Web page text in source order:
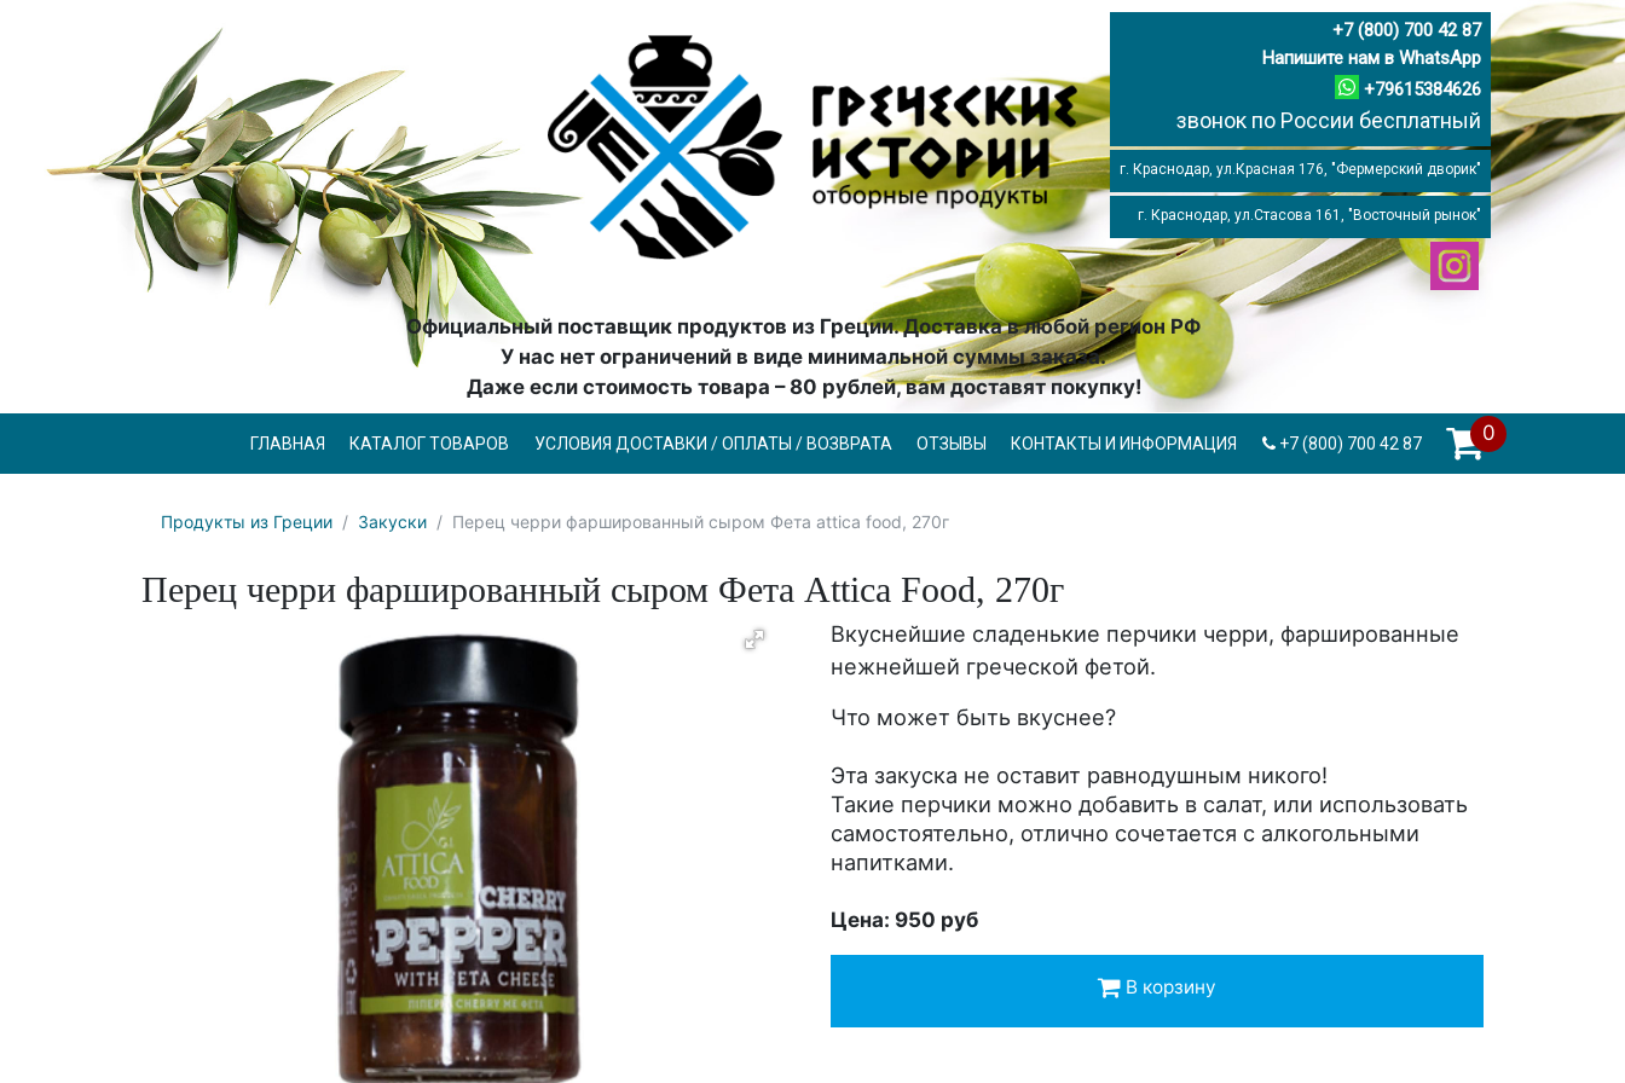
+7 (800) 700 42 87
Напишите нам в WhatsApp
+79615384626
звонок по России бесплатный
г. Краснодар, ул.Красная 176, "Фермерский дворик"
г. Краснодар, ул.Стасова 161, "Восточный рынок"
Официальный поставщик продуктов из Греции. Доставка в любой регион РФ
У нас нет ограничений в виде минимальной суммы заказа.
Даже если стоимость товара – 80 рублей, вам доставят покупку!
ГЛАВНАЯ КАТАЛОГ ТОВАРОВ УСЛОВИЯ ДОСТАВКИ / ОПЛАТЫ / ВОЗВРАТА ОТЗЫВЫ КОНТАКТЫ И ИНФОРМАЦИЯ +7 (800) 700 42 87 0
Продукты из Греции Закуски Перец черри фаршированный сыром Фета attica food, 270г
Перец черри фаршированный сыром Фета Attica Food, 270г
Вкуснейшие сладенькие перчики черри, фаршированные
нежнейшей греческой фетой.
Что может быть вкуснее?
Эта закуска не оставит равнодушным никого!
Такие перчики можно добавить в салат, или использовать
самостоятельно, отлично сочетается с алкогольными
напитками.
Цена: 950 руб
В корзину